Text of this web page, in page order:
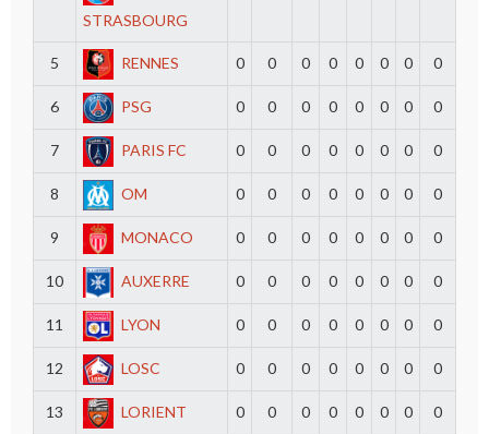
STRASBOURG
5 RENNES 0 0 0 0 0 0 0 0
6 PSG 0 0 0 0 0 0 0 0
7 PARIS FC 0 0 0 0 0 0 0 0
8 OM 0 0 0 0 0 0 0 0
9 MONACO 0 0 0 0 0 0 0 0
10 AUXERRE 0 0 0 0 0 0 0 0
11 LYON 0 0 0 0 0 0 0 0
12 LOSC 0 0 0 0 0 0 0 0
13 LORIENT 0 0 0 0 0 0 0 0